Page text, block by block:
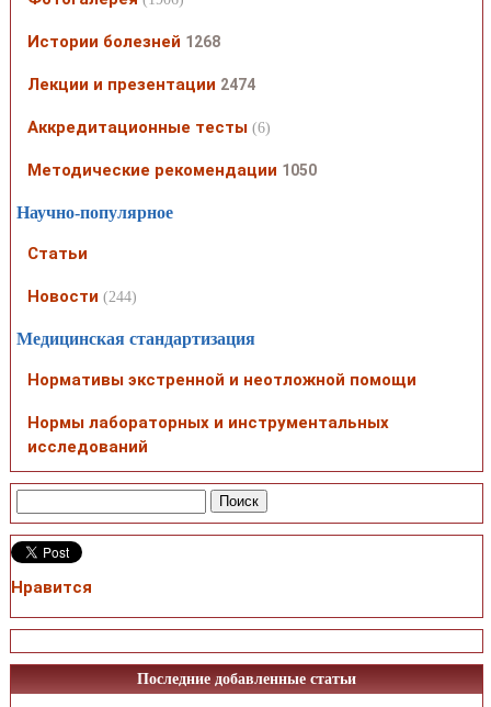
Истории болезней 1268
Лекции и презентации 2474
Аккредитационные тесты (6)
Методические рекомендации 1050
Научно-популярное
Статьи
Новости (244)
Медицинская стандартизация
Нормативы экстренной и неотложной помощи
Нормы лабораторных и инструментальных
исследований
Нравится
Последние добавленные статьи